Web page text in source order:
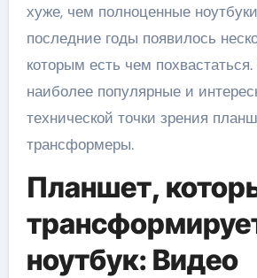
хуже, чем полноценные
последние годы появилось
которым есть чем
наиболее популярные и
технической точки зрения
трансформеры.
Планшет,
ноутбук: Видео